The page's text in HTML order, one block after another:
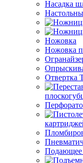
Насадка
Ножовка
Ножовка
Отвертка
Подающее